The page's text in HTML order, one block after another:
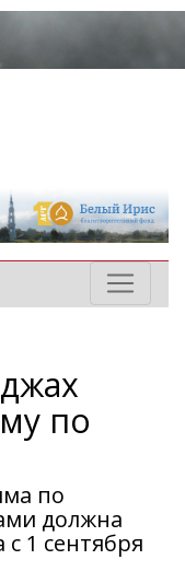
по
по
должна
1 сентября